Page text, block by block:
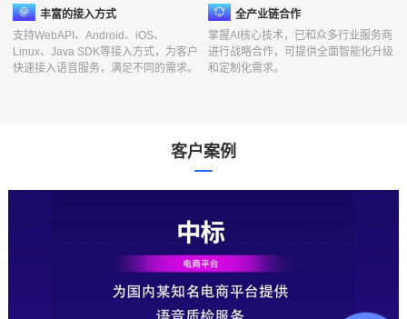
丰富的接入方式
支持WebAPI、Android、iOS、
Linux、Java SDK等接入方式，为客户
快速接入语音服务，满足不同的需求。
全产业链合作
掌握AI核心技术，已和众多行业服务商
进行战略合作，可提供全面智能化升级
和定制化需求。
客户案例
痛
点